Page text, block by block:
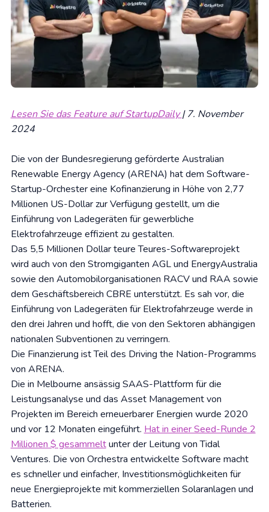
Lesen Sie das Feature auf StartupDaily| 7. November
2024
Die von der Bundesregierung geförderte Australian
Renewable Energy Agency (ARENA) hat dem Software-
Startup-Orchester eine Kofinanzierung in Höhe von 2,77
Millionen US-Dollar zur Verfügung gestellt, um die
Einführung von Ladegeräten für gewerbliche
Elektrofahrzeuge effizient zu gestalten.
Das 5,5 Millionen Dollar teure Teures-Softwareprojekt
wird auch von den Stromgiganten AGL und EnergyAustralia
sowie den Automobilorganisationen RACV und RAA sowie
dem Geschäftsbereich CBRE unterstützt. Es sah vor, die
Einführung von Ladegeräten für Elektrofahrzeuge werde in
den drei Jahren und hofft, die von den Sektoren abhängigen
nationalen Subventionen zu verringern.
Die Finanzierung ist Teil des Driving the Nation-Programms
von ARENA.
Die in Melbourne ansässig SAAS-Plattform für die
Leistungsanalyse und das Asset Management von
Projekten im Bereich erneuerbarer Energien wurde 2020
und vor 12 Monaten eingeführt. Hat in einer Seed-Runde 2
Millionen $ gesammeltunter der Leitung von Tidal
Ventures. Die von Orchestra entwickelte Software macht
es schneller und einfacher, Investitionsmöglichkeiten für
neue Energieprojekte mit kommerziellen Solaranlagen und
Batterien.